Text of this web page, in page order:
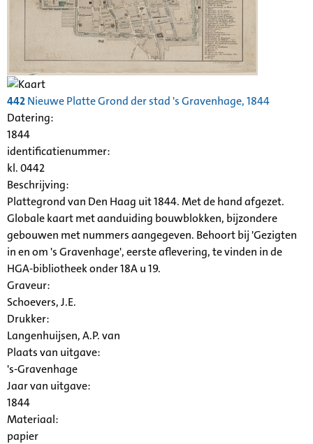
442Nieuwe Platte Grond der stad 's Gravenhage, 1844
Datering:
1844
identificatienummer:
kl. 0442
Beschrijving:
Plattegrond van Den Haag uit 1844. Met de hand afgezet.
Globale kaart met aanduiding bouwblokken, bijzondere
gebouwen met nummers aangegeven. Behoort bij 'Gezigten
in en om 's Gravenhage', eerste aflevering, te vinden in de
HGA-bibliotheek onder 18A u 19.
Graveur:
Schoevers, J.E.
Drukker:
Langenhuijsen, A.P. van
Plaats van uitgave:
's-Gravenhage
Jaar van uitgave:
1844
Materiaal:
papier